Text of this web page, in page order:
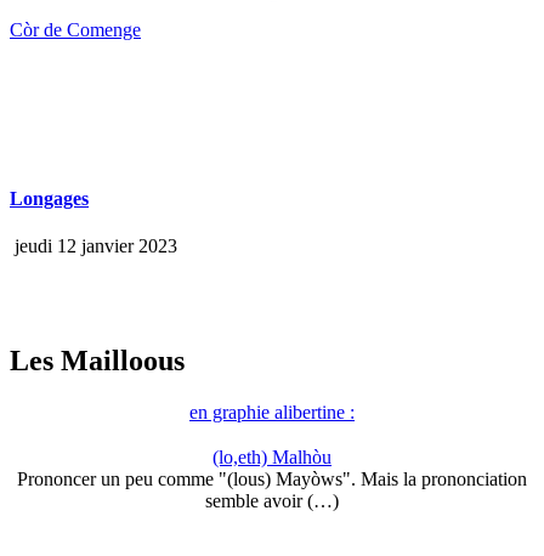
Còr de Comenge
Longages
jeudi 12 janvier 2023
Les Mailloous
en graphie alibertine :
(lo,eth) Malhòu
Prononcer un peu comme "(lous) Mayòws". Mais la prononciation
semble avoir (…)